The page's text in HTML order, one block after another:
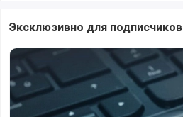
Эксклюзивно для подписчиков